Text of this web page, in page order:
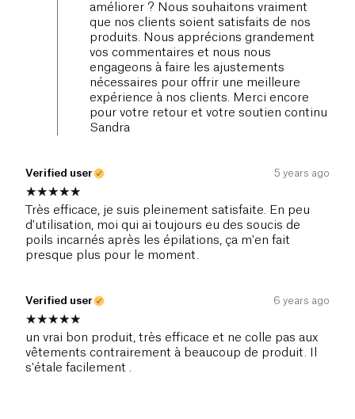
améliorer ? Nous souhaitons vraiment
que nos clients soient satisfaits de nos
produits. Nous apprécions grandement
vos commentaires et nous nous
engageons à faire les ajustements
nécessaires pour offrir une meilleure
expérience à nos clients. Merci encore
pour votre retour et votre soutien continu
Sandra
Verified user 5 years ago
Très efficace, je suis pleinement satisfaite. En peu
d'utilisation, moi qui ai toujours eu des soucis de
poils incarnés après les épilations, ça m'en fait
presque plus pour le moment.
Verified user 6 years ago
un vrai bon produit, très efficace et ne colle pas aux
vêtements contrairement à beaucoup de produit. Il
s'étale facilement .